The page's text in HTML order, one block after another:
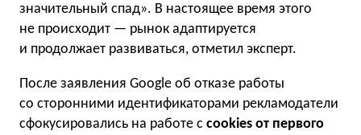
значительный спад». В настоящее время этого
не происходит — рынок адаптируется
и продолжает развиваться, отметил эксперт.
После заявления Google об отказе работы
со сторонними идентификаторами рекламодатели
сфокусировались на работе с cookies от первого